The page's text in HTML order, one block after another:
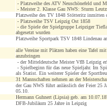
- Platzweihe des ATV Neuschönefeld und
- Meister 2. Klasse Gau NWS: Sturm
Platzweihe des TV 1848 Stötteritz inmitten
- Platzweihe TSV Leipzig Ost 1858
- die Spiele der Spielgruppe Leipziger
abgesetzt wurden
Platzweihe Sportpark TSV 1848 Lindenau
alle Vereine mit Plätzen haben eine Tafel
anzubringen
- der Mitteldeutsche Meister VfB Leipzig
- Spielbeginn für das neue Spieljahr. Im
als Statist. Ein weiterer Spieler der
31 Mannschaften nehmen an der
der Gau NWS führt anlässlich der Feier 25
05.10.
Hermann Guhnert (Lipsia) geb. am
DFB-Jubiläum 25 Jahre in Leipzig